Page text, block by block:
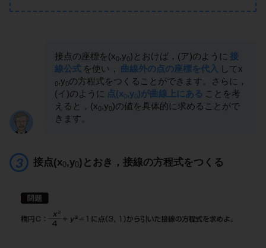
接点の座標を(x0,y0)とおけば，(ア)のように 接
線公式 を使い， 曲線外の点の座標を代入 してx
0,y0の方程式をつくることができます。さらに，
(イ)のように 点(x0,y0)が曲線上にある ことを考
えると，(x0,y0)の値を具体的に求めることがで
きます。
接点(x0,y0)とおき，接線の方程式をつくる